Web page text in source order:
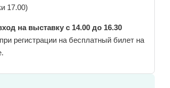
17.00)
на выставку с 14.00 до 16.30
при регистрации на бесплатный билет на